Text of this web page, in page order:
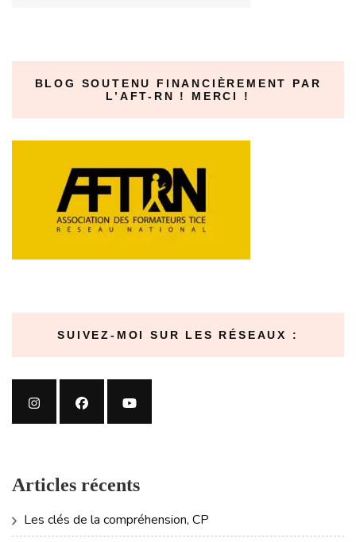
BLOG SOUTENU FINANCIÈREMENT PAR
L’AFT-RN ! MERCI !
SUIVEZ-MOI SUR LES RÉSEAUX :
Articles récents
Les clés de la compréhension, CP